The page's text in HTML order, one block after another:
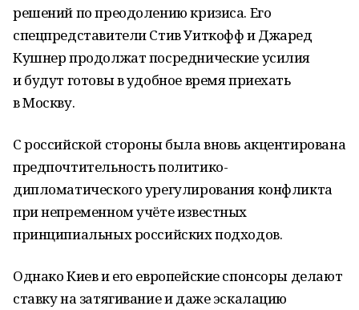
решений по преодолению кризиса. Его
спецпредставители Стив Уиткофф и Джаред
Кушнер продолжат посреднические усилия
и будут готовы в удобное время приехать
в Москву.
С российской стороны была вновь акцентирована
предпочтительность политико-
дипломатического урегулирования конфликта
при непременном учёте известных
принципиальных российских подходов.
Однако Киев и его европейские спонсоры делают
ставку на затягивание и даже эскалацию